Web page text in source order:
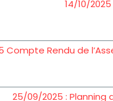
14/10/
Compte Rendu de
25/09/2025 : Planning